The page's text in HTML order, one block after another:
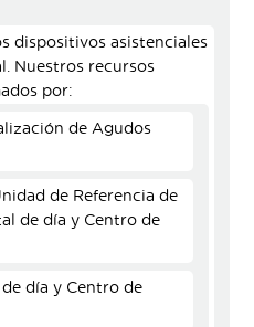
dispositivos asistenciales
Nuestros recursos
por:
de Agudos
de Referencia de
de día y Centro de
día y Centro de